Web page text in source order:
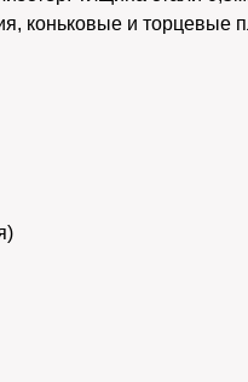
коньковые и торцевые